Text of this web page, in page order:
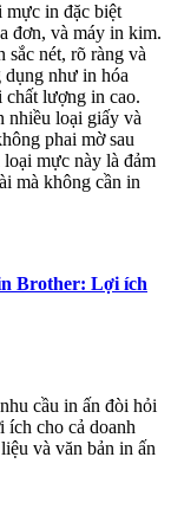
mực in đặc biệt
đơn, và máy in kim.
sắc nét, rõ ràng và
như in hóa
chất lượng in cao.
nhiều loại giấy và
phai mờ sau
mực này là đảm
mà không cần in
Brother: Lợi ích
cầu in ấn đòi hỏi
ích cho cả doanh
và văn bản in ấn